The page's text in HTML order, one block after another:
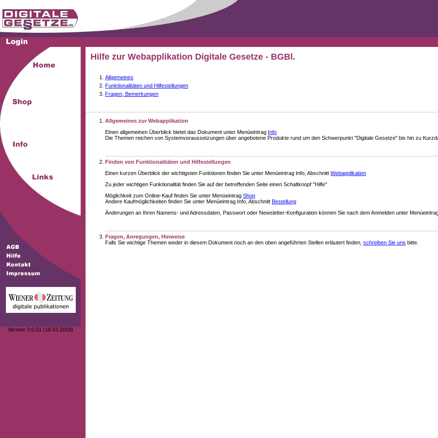
Version 3.0.01 (18.03.2018)
Hilfe zur Webapplikation Digitale Gesetze - BGBl.
Allgemeines
Funktionalitäten und Hilfestellungen
Fragen, Bemerkungen
Allgemeines zur Webapplikation
Einen allgemeinen Überblick bietet das Dokument unter Menüeintrag Info
Die Themen reichen von Systemvoraussetzungen über angebotene Produkte rund um den Schwerpunkt "Digitale Gesetze" bis hin zu
Finden von Funktionalitäten und Hilfestellungen
Einen kurzen Überblick der wichtigsten Funktionen finden Sie unter Menüeintrag Info, Abschnitt Webapplikation
Zu jeder wichtigen Funktionalität finden Sie auf der betreffenden Seite einen Schaltknopf "Hilfe"
Möglichkeit zum Online-Kauf finden Sie unter Menüeintrag Shop
Andere Kaufmöglichkeiten finden Sie unter Menüeintrag Info, Abschnitt Bestellung
Änderungen an Ihren Namens- und Adressdaten, Passwort oder Newsletter-Konfiguration können Sie nach dem Anmelden unter
Fragen, Anregungen, Hinweise
Falls Sie wichtige Themen weder in diesem Dokument noch an den oben angeführten Stellen erläutert finden, schreiben Sie uns bitte.